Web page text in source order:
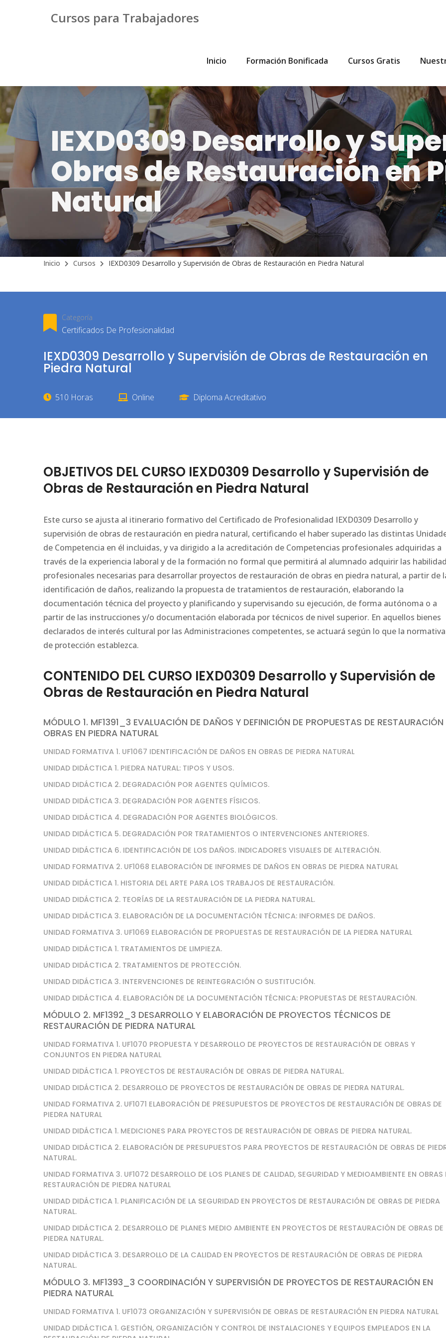
Cursos para Trabajadores
Inicio Formación Bonificada Cursos Gratis
IEXD0309 Desarrollo y
Obras de Restauración en
Natural
Inicio Cursos IEXD0309 Desarrollo y Supervisión de Obras de Restauración en Piedra Natural
Categoría
Certificados De Profesionalidad
IEXD0309 Desarrollo y Supervisión de Obras de Restauración en
Piedra Natural
510 Horas Online Diploma Acreditativo
OBJETIVOS DEL CURSO IEXD0309 Desarrollo y Supervisión de
Obras de Restauración en Piedra Natural
Este curso se ajusta al itinerario formativo del Certificado de Profesionalidad IEXD0309 Desarrollo y
supervisión de obras de restauración en piedra natural, certificando el haber superado las distintas
de Competencia en él incluidas, y va dirigido a la acreditación de Competencias profesionales adquiridas a
través de la experiencia laboral y de la formación no formal que permitirá al alumnado adquirir las
profesionales necesarias para desarrollar proyectos de restauración de obras en piedra natural, a partir de
identificación de daños, realizando la propuesta de tratamientos de restauración, elaborando la
documentación técnica del proyecto y planificando y supervisando su ejecución, de forma autónoma o a
partir de las instrucciones y/o documentación elaborada por técnicos de nivel superior. En aquellos bienes
declarados de interés cultural por las Administraciones competentes, se actuará según lo que la normativa
de protección establezca.
CONTENIDO DEL CURSO IEXD0309 Desarrollo y Supervisión de
Obras de Restauración en Piedra Natural
MÓDULO 1. MF1391_3 EVALUACIÓN DE DAÑOS Y DEFINICIÓN DE PROPUESTAS DE RESTAURACIÓN
OBRAS EN PIEDRA NATURAL
UNIDAD FORMATIVA 1. UF1067 IDENTIFICACIÓN DE DAÑOS EN OBRAS DE PIEDRA NATURAL
UNIDAD DIDÁCTICA 1. PIEDRA NATURAL: TIPOS Y USOS.
UNIDAD DIDÁCTICA 2. DEGRADACIÓN POR AGENTES QUÍMICOS.
UNIDAD DIDÁCTICA 3. DEGRADACIÓN POR AGENTES FÍSICOS.
UNIDAD DIDÁCTICA 4. DEGRADACIÓN POR AGENTES BIOLÓGICOS.
UNIDAD DIDÁCTICA 5. DEGRADACIÓN POR TRATAMIENTOS O INTERVENCIONES ANTERIORES.
UNIDAD DIDÁCTICA 6. IDENTIFICACIÓN DE LOS DAÑOS. INDICADORES VISUALES DE ALTERACIÓN.
UNIDAD FORMATIVA 2. UF1068 ELABORACIÓN DE INFORMES DE DAÑOS EN OBRAS DE PIEDRA NATURAL
UNIDAD DIDÁCTICA 1. HISTORIA DEL ARTE PARA LOS TRABAJOS DE RESTAURACIÓN.
UNIDAD DIDÁCTICA 2. TEORÍAS DE LA RESTAURACIÓN DE LA PIEDRA NATURAL.
UNIDAD DIDÁCTICA 3. ELABORACIÓN DE LA DOCUMENTACIÓN TÉCNICA: INFORMES DE DAÑOS.
UNIDAD FORMATIVA 3. UF1069 ELABORACIÓN DE PROPUESTAS DE RESTAURACIÓN DE LA PIEDRA NATURAL
UNIDAD DIDÁCTICA 1. TRATAMIENTOS DE LIMPIEZA.
UNIDAD DIDÁCTICA 2. TRATAMIENTOS DE PROTECCIÓN.
UNIDAD DIDÁCTICA 3. INTERVENCIONES DE REINTEGRACIÓN O SUSTITUCIÓN.
UNIDAD DIDÁCTICA 4. ELABORACIÓN DE LA DOCUMENTACIÓN TÉCNICA: PROPUESTAS DE RESTAURACIÓN.
MÓDULO 2. MF1392_3 DESARROLLO Y ELABORACIÓN DE PROYECTOS TÉCNICOS DE
RESTAURACIÓN DE PIEDRA NATURAL
UNIDAD FORMATIVA 1. UF1070 PROPUESTA Y DESARROLLO DE PROYECTOS DE RESTAURACIÓN DE OBRAS Y
CONJUNTOS EN PIEDRA NATURAL
UNIDAD DIDÁCTICA 1. PROYECTOS DE RESTAURACIÓN DE OBRAS DE PIEDRA NATURAL.
UNIDAD DIDÁCTICA 2. DESARROLLO DE PROYECTOS DE RESTAURACIÓN DE OBRAS DE PIEDRA NATURAL.
UNIDAD FORMATIVA 2. UF1071 ELABORACIÓN DE PRESUPUESTOS DE PROYECTOS DE RESTAURACIÓN DE OBRAS DE
PIEDRA NATURAL
UNIDAD DIDÁCTICA 1. MEDICIONES PARA PROYECTOS DE RESTAURACIÓN DE OBRAS DE PIEDRA NATURAL.
UNIDAD DIDÁCTICA 2. ELABORACIÓN DE PRESUPUESTOS PARA PROYECTOS DE RESTAURACIÓN DE OBRAS DE
NATURAL.
UNIDAD FORMATIVA 3. UF1072 DESARROLLO DE LOS PLANES DE CALIDAD, SEGURIDAD Y MEDIOAMBIENTE EN OBRAS
RESTAURACIÓN DE PIEDRA NATURAL
UNIDAD DIDÁCTICA 1. PLANIFICACIÓN DE LA SEGURIDAD EN PROYECTOS DE RESTAURACIÓN DE OBRAS DE PIEDRA
NATURAL.
UNIDAD DIDÁCTICA 2. DESARROLLO DE PLANES MEDIO AMBIENTE EN PROYECTOS DE RESTAURACIÓN DE OBRAS DE
PIEDRA NATURAL.
UNIDAD DIDÁCTICA 3. DESARROLLO DE LA CALIDAD EN PROYECTOS DE RESTAURACIÓN DE OBRAS DE PIEDRA
NATURAL.
MÓDULO 3. MF1393_3 COORDINACIÓN Y SUPERVISIÓN DE PROYECTOS DE RESTAURACIÓN EN
PIEDRA NATURAL
UNIDAD FORMATIVA 1. UF1073 ORGANIZACIÓN Y SUPERVISIÓN DE OBRAS DE RESTAURACIÓN EN PIEDRA NATURAL
UNIDAD DIDÁCTICA 1. GESTIÓN, ORGANIZACIÓN Y CONTROL DE INSTALACIONES Y EQUIPOS EMPLEADOS EN LA